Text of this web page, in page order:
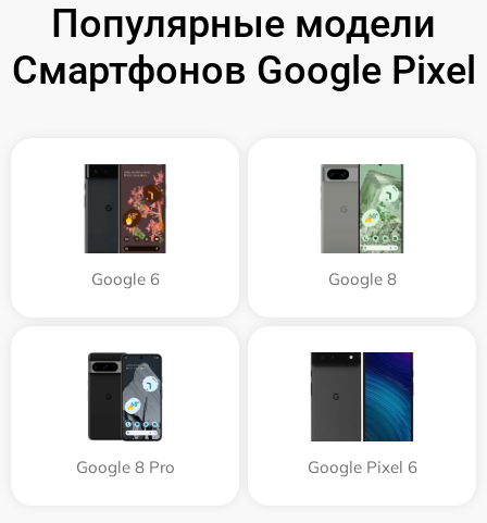
Популярные модели
Смартфонов Google Pixel
Google 6 Google 8
Google 8 Pro Google Pixel 6